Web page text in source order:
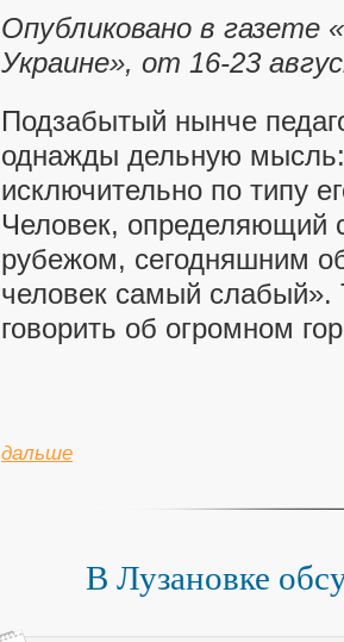
Опубликовано в газете
Украине», от 16-23
Подзабытый нынче
однажды дельную
исключительно по типу
Человек, определяющий
рубежом, сегодняшним
человек самый слабый».
говорить об огромном
дальше
В Лузановке